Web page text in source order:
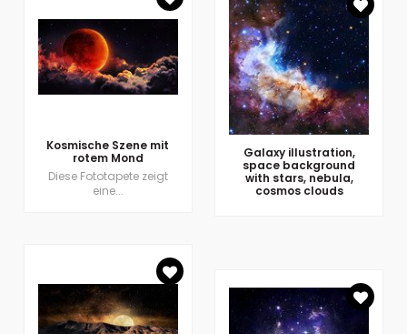
Kosmische Szene mit
rotem Mond
Diese Fototapete zeigt
eine...
Galaxy illustration,
space background
with stars, nebula,
cosmos clouds